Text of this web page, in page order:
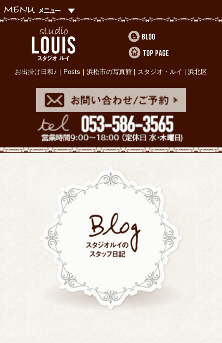
お出掛け日和♪｜Posts｜浜松市の写真館 | スタジオ・ルイ | 浜北区